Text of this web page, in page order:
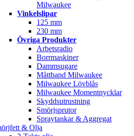
Milwaukee
Vinkelslipar
125 mm
230 mm
Övriga Produkter
Arbetsradio
Borrmaskiner
Dammsugare
Måttband Milwaukee
Milwaukee Lövblås
Milwaukee Momentnycklar
Skyddsutrustning
Smörjsprutor
Spraytankar & Aggregat
& Olja